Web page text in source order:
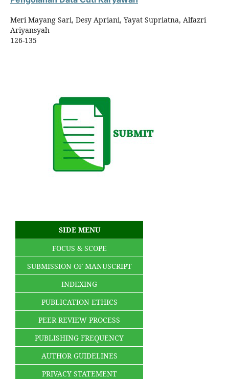
Meri Mayang Sari, Desy Apriani, Yayat Supriatna, Alfazri
Ariyansyah
126-135
SIDE MENU
FOCUS & SCOPE
SUBMISSION OF MANUSCRIPT
INDEXING
PUBLICATION ETHICS
PEER REVIEW PROCESS
PUBLISHING FREQUENCY
AUTHOR GUIDELINES
PRIVACY STATEMENT